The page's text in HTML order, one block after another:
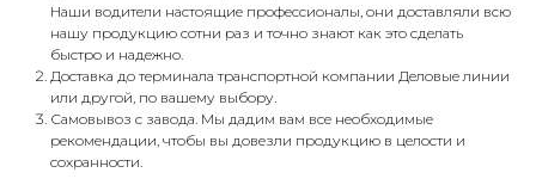
Наши водители настоящие профессионалы, они доставляли всю
нашу продукцию сотни раз и точно знают как это сделать
быстро и надежно.
Доставка до терминала транспортной компании Деловые линии
или другой, по вашему выбору.
Самовывоз с завода. Мы дадим вам все необходимые
рекомендации, чтобы вы довезли продукцию в целости и
сохранности.